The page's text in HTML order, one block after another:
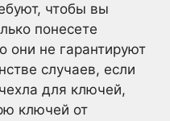
чтобы вы
понесете
они не гарантируют
случаев, если
для ключей,
ключей от